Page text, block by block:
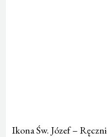
Ikona Św. Józef –